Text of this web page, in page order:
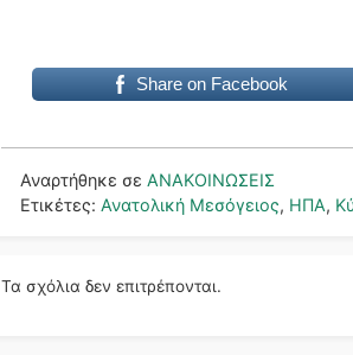
Share on Facebook
Αναρτήθηκε σε ΑΝΑΚΟΙΝΩΣΕΙΣ
Ετικέτες: Ανατολική Μεσόγειος, ΗΠΑ,
Τα σχόλια δεν επιτρέπονται.